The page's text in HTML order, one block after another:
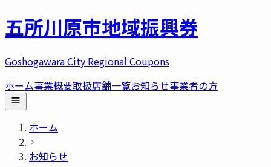
五所川原市地域振興券
Goshogawara City Regional Coupons
ホーム事業概要取扱店舗一覧お知らせ事業者の方
ホーム
お知らせ